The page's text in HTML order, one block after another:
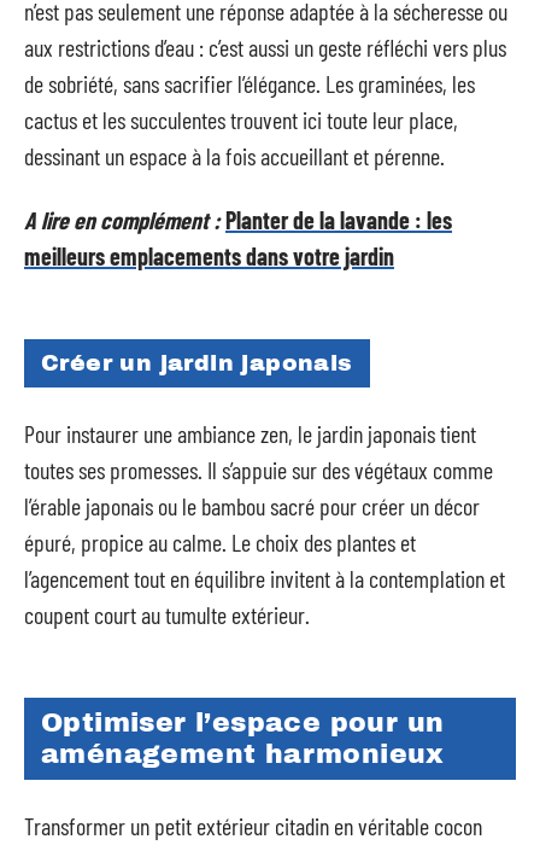
n’est pas seulement une réponse adaptée à la sécheresse ou
aux restrictions d’eau : c’est aussi un geste réfléchi vers plus
de sobriété, sans sacrifier l’élégance. Les graminées, les
cactus et les succulentes trouvent ici toute leur place,
dessinant un espace à la fois accueillant et pérenne.
A lire en complément :Planter de la lavande : les
meilleurs emplacements dans votre jardin
Créer un jardin japonais
Pour instaurer une ambiance zen, le jardin japonais tient
toutes ses promesses. Il s’appuie sur des végétaux comme
l’érable japonais ou le bambou sacré pour créer un décor
épuré, propice au calme. Le choix des plantes et
l’agencement tout en équilibre invitent à la contemplation et
coupent court au tumulte extérieur.
Optimiser l’espace pour un
aménagement harmonieux
Transformer un petit extérieur citadin en véritable cocon